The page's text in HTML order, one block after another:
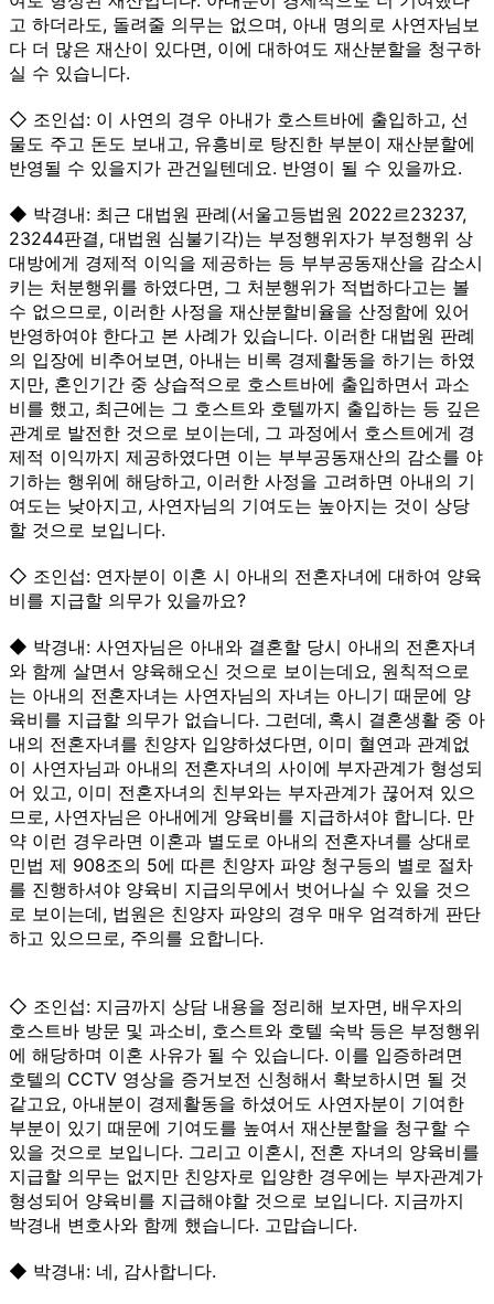
고 하더라도, 돌려줄 의무는 없으며, 아내 명의로 사연자님보
다 더 많은 재산이 있다면, 이에 대하여도 재산분할을 청구하
실 수 있습니다.
◇ 조인섭: 이 사연의 경우 아내가 호스트바에 출입하고, 선
물도 주고 돈도 보내고, 유흥비로 탕진한 부분이 재산분할에
반영될 수 있을지가 관건일텐데요. 반영이 될 수 있을까요.
◆ 박경내: 최근 대법원 판례(서울고등법원 2022르23237,
23244판결, 대법원 심불기각)는 부정행위자가 부정행위 상
대방에게 경제적 이익을 제공하는 등 부부공동재산을 감소시
키는 처분행위를 하였다면, 그 처분행위가 적법하다고는 볼
수 없으므로, 이러한 사정을 재산분할비율을 산정함에 있어
반영하여야 한다고 본 사례가 있습니다. 이러한 대법원 판례
의 입장에 비추어보면, 아내는 비록 경제활동을 하기는 하였
지만, 혼인기간 중 상습적으로 호스트바에 출입하면서 과소
비를 했고, 최근에는 그 호스트와 호텔까지 출입하는 등 깊은
관계로 발전한 것으로 보이는데, 그 과정에서 호스트에게 경
제적 이익까지 제공하였다면 이는 부부공동재산의 감소를 야
기하는 행위에 해당하고, 이러한 사정을 고려하면 아내의 기
여도는 낮아지고, 사연자님의 기여도는 높아지는 것이 상당
할 것으로 보입니다.
◇ 조인섭: 연자분이 이혼 시 아내의 전혼자녀에 대하여 양육
비를 지급할 의무가 있을까요?
◆ 박경내: 사연자님은 아내와 결혼할 당시 아내의 전혼자녀
와 함께 살면서 양육해오신 것으로 보이는데요, 원칙적으로
는 아내의 전혼자녀는 사연자님의 자녀는 아니기 때문에 양
육비를 지급할 의무가 없습니다. 그런데, 혹시 결혼생활 중 아
내의 전혼자녀를 친양자 입양하셨다면, 이미 혈연과 관계없
이 사연자님과 아내의 전혼자녀의 사이에 부자관계가 형성되
어 있고, 이미 전혼자녀의 친부와는 부자관계가 끊어져 있으
므로, 사연자님은 아내에게 양육비를 지급하셔야 합니다. 만
약 이런 경우라면 이혼과 별도로 아내의 전혼자녀를 상대로
민법 제 908조의 5에 따른 친양자 파양 청구등의 별로 절차
를 진행하셔야 양육비 지급의무에서 벗어나실 수 있을 것으
로 보이는데, 법원은 친양자 파양의 경우 매우 엄격하게 판단
하고 있으므로, 주의를 요합니다.
◇ 조인섭: 지금까지 상담 내용을 정리해 보자면, 배우자의
호스트바 방문 및 과소비, 호스트와 호텔 숙박 등은 부정행위
에 해당하며 이혼 사유가 될 수 있습니다. 이를 입증하려면
호텔의 CCTV 영상을 증거보전 신청해서 확보하시면 될 것
같고요, 아내분이 경제활동을 하셨어도 사연자분이 기여한
부분이 있기 때문에 기여도를 높여서 재산분할을 청구할 수
있을 것으로 보입니다. 그리고 이혼시, 전혼 자녀의 양육비를
지급할 의무는 없지만 친양자로 입양한 경우에는 부자관계가
형성되어 양육비를 지급해야할 것으로 보입니다. 지금까지
박경내 변호사와 함께 했습니다. 고맙습니다.
◆ 박경내: 네, 감사합니다.